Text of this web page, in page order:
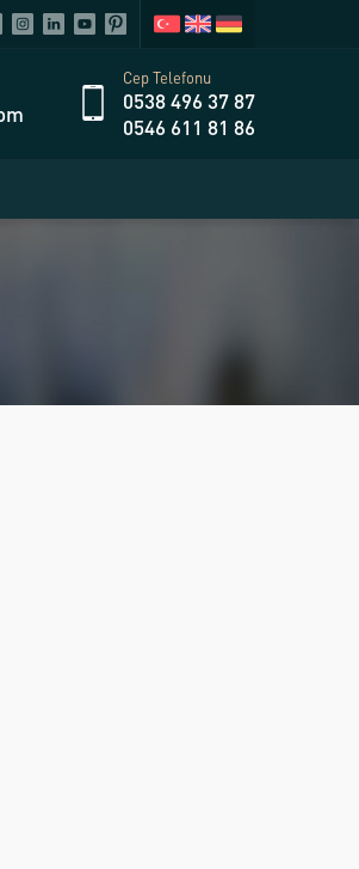
Cep Telefonu
0538 496 37 87
0546 611 81 86